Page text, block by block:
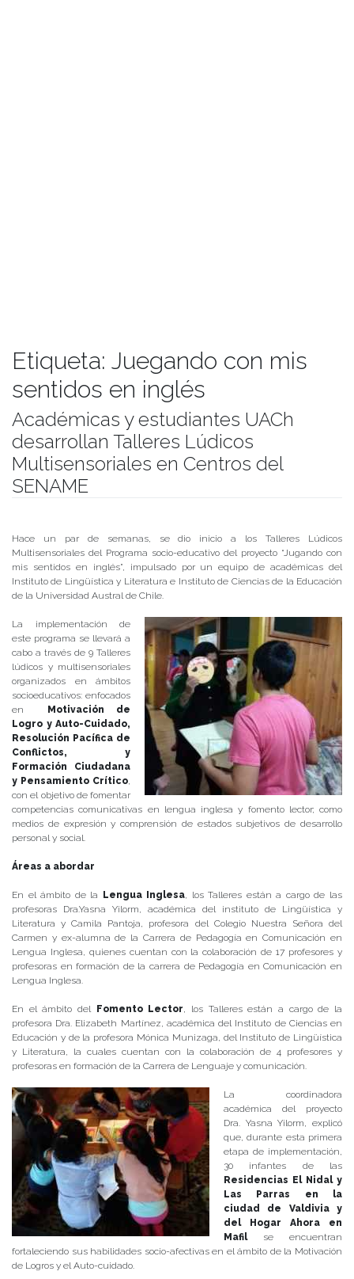
Etiqueta: Juegando con mis
sentidos en inglés
Académicas y estudiantes UACh
desarrollan Talleres Lúdicos
Multisensoriales en Centros del
SENAME
Hace un par de semanas, se dio inicio a los Talleres Lúdicos
Multisensoriales del Programa socio-educativo del proyecto “Jugando con
mis sentidos en inglés”, impulsado por un equipo de académicas del
Instituto de Lingüística y Literatura e Instituto de Ciencias de la Educación
de la Universidad Austral de Chile.
La implementación de
este programa se llevará a
cabo a través de 9 Talleres
lúdicos y multisensoriales
organizados en ámbitos
socioeducativos: enfocados
en
Motivación de
Logro y Auto-Cuidado,
Resolución Pacífica de
Conflictos, y
Formación Ciudadana
y Pensamiento Crítico,
con el objetivo de fomentar
competencias comunicativas en lengua inglesa y fomento lector; como
medios de expresión y comprensión de estados subjetivos de desarrollo
personal y social.
Áreas a abordar
En el ámbito de la Lengua Inglesa, los Talleres están a cargo de las
profesoras Dra.Yasna Yilorm, académica del instituto de Lingüística y
Literatura y Camila Pantoja, profesora del Colegio Nuestra Señora del
Carmen y ex-alumna de la Carrera de Pedagogía en Comunicación en
Lengua Inglesa, quienes cuentan con la colaboración de 17 profesores y
profesoras en formación de la carrera de Pedagogía en Comunicación en
Lengua Inglesa.
En el ámbito del Fomento Lector, los Talleres están a cargo de la
profesora Dra. Elizabeth Martínez, académica del Instituto de Ciencias en
Educación y de la profesora Mónica Munizaga, del Instituto de Lingüística
y Literatura, la cuales cuentan con la colaboración de 4 profesores y
profesoras en formación de la Carrera de Lenguaje y comunicación.
La coordinadora
académica del proyecto
Dra. Yasna Yilorm, explicó
que, durante esta primera
etapa de implementación,
30 infantes de las
Residencias El Nidal y
Las Parras en la
ciudad de Valdivia y
del Hogar Ahora en
Mafilse encuentran
fortaleciendo sus habilidades socio-afectivas en el ámbito de la Motivación
de Logros y el Auto-cuidado.